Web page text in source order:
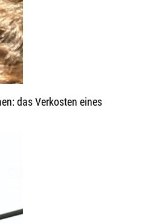
das Verkosten eines